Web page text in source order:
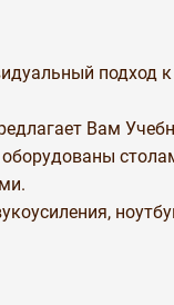
подход
Вам